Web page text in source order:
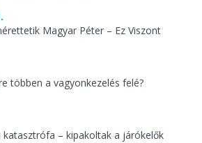
Magyar Péter – Ez Viszont
többen a vagyonkezelés felé?
katasztrófa – kipakoltak a járókelők